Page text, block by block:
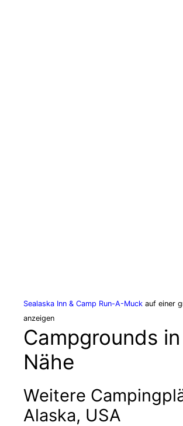
Sealaska Inn & Camp Run-A-Muck auf einer
anzeigen
Campgrounds
Nähe
Weitere
Alaska, USA